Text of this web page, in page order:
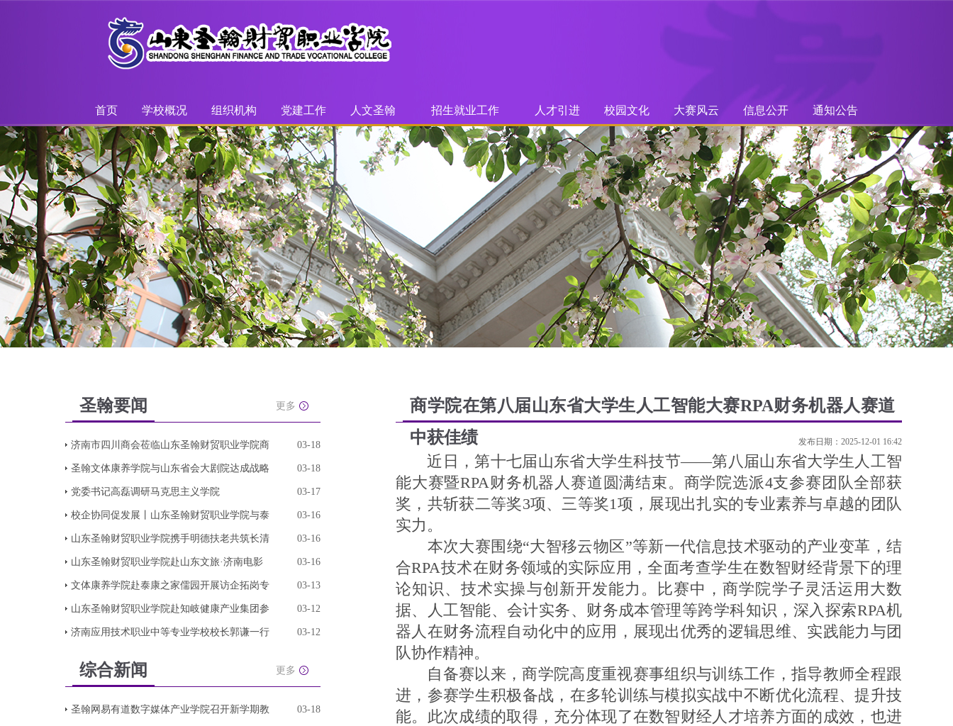
首页 学校概况 组织机构 党建工作 人文圣翰 招生就业工作 人才引进 校园文化 大赛风云 信息公开 通知公告
圣翰要闻 更多
济南市四川商会莅临山东圣翰财贸职业学院商 03-18
圣翰文体康养学院与山东省会大剧院达成战略 03-18
党委书记高磊调研马克思主义学院 03-17
校企协同促发展丨山东圣翰财贸职业学院与泰 03-16
山东圣翰财贸职业学院携手明德扶老共筑长清 03-16
山东圣翰财贸职业学院赴山东文旅·济南电影 03-16
文体康养学院赴泰康之家儒园开展访企拓岗专 03-13
山东圣翰财贸职业学院赴知岐健康产业集团参 03-12
济南应用技术职业中等专业学校校长郭谦一行 03-12
综合新闻 更多
圣翰网易有道数字媒体产业学院召开新学期教 03-18
商学院在第八届山东省大学生人工智能大赛RPA财务机器人赛道
中获佳绩
发布日期：2025-12-01 16:42
近日，第十七届山东省大学生科技节——第八届山东省大学生人工智
能大赛暨RPA财务机器人赛道圆满结束。商学院选派4支参赛团队全部获
奖，共斩获二等奖3项、三等奖1项，展现出扎实的专业素养与卓越的团队
实力。
本次大赛围绕“大智移云物区”等新一代信息技术驱动的产业变革，结
合RPA技术在财务领域的实际应用，全面考查学生在数智财经背景下的理
论知识、技术实操与创新开发能力。比赛中，商学院学子灵活运用大数
据、人工智能、会计实务、财务成本管理等跨学科知识，深入探索RPA机
器人在财务流程自动化中的应用，展现出优秀的逻辑思维、实践能力与团
队协作精神。
自备赛以来，商学院高度重视赛事组织与训练工作，指导教师全程跟
进，参赛学生积极备战，在多轮训练与模拟实战中不断优化流程、提升技
能。此次成绩的取得，充分体现了在数智财经人才培养方面的成效，也进